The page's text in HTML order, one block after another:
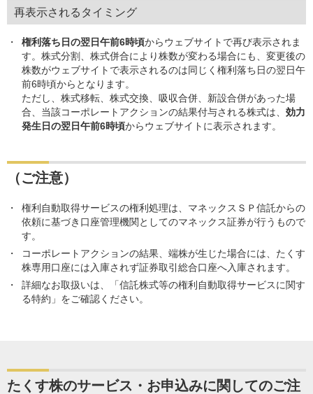
再表示されるタイミング
権利落ち日の翌日午前6時頃からウェブサイトで再び表示されま
す。株式分割、株式併合により株数が変わる場合にも、変更後の
株数がウェブサイトで表示されるのは同じく権利落ち日の翌日午
前6時頃からとなります。
ただし、株式移転、株式交換、吸収合併、新設合併があった場
合、当該コーポレートアクションの結果付与される株式は、 効力
発生日の翌日午前6時頃からウェブサイトに表示されます。
（ご注意）
権利自動取得サービスの権利処理は、マネックスＳＰ信託からの
依頼に基づき口座管理機関としてのマネックス証券が行うもので
す。
コーポレートアクションの結果、端株が生じた場合には、たくす
株専用口座には入庫されず証券取引総合口座へ入庫されます。
詳細なお取扱いは、「信託株式等の権利自動取得サービスに関す
る特約」をご確認ください。
たくす株のサービス・お申込みに関してのご注